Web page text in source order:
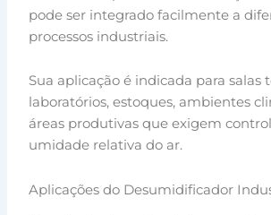
pode ser integrado facilmente a
processos industriais.
Sua aplicação é indicada para salas
laboratórios, estoques, ambientes
áreas produtivas que exigem
umidade relativa do ar.
Aplicações do Desumidificador